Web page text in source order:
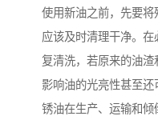
使用新油之前，先要
应该及时清理干净。
复清洗，若原来的油
影响油的光亮性甚至
锈油在生产、运输和